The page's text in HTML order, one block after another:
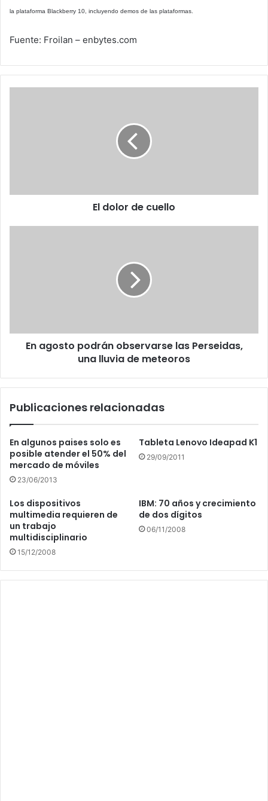
la plataforma Blackberry 10, incluyendo demos de las plataformas.
Fuente: Froilan – enbytes.com
El dolor de cuello
de
meteoros
En agosto podrán observarse las Perseidas,
una lluvia de meteoros
Publicaciones relacionadas
En algunos paises solo es
posible atender el 50% del
mercado de móviles
23/06/2013
Tableta Lenovo Ideapad K1
29/09/2011
Los dispositivos
multimedia requieren de
un trabajo
multidisciplinario
15/12/2008
IBM: 70 años y crecimiento
de dos dígitos
06/11/2008